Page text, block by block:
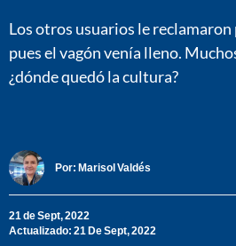
Los otros usuarios le
pues el vagón venía lleno.
¿dónde quedó la cultura?
Por: Marisol Valdés
21 de Sept, 2022
Actualizado: 21 De Sept, 2022